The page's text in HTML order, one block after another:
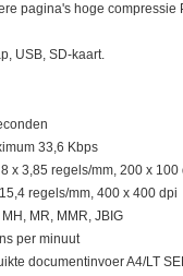
pagina's hoge compressie
USB, SD-kaart.
33,6 Kbps
x 3,85 regels/mm, 200 x 100
regels/mm, 400 x 400 dpi
MR, MMR, JBIG
per minuut
documentinvoer A4/LT